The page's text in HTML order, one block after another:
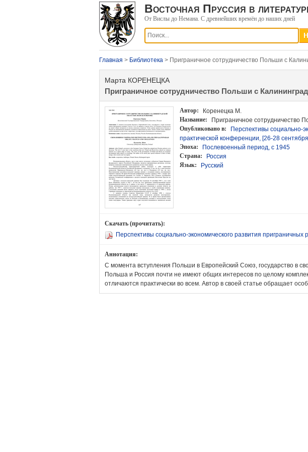
Восточная Пруссия в
От Вислы до Немана. С древнейших времён до наших дней
Главная > Библиотека > Приграничное сотрудничество Польши с
Марта КОРЕНЕЦКА
Приграничное сотрудничество Польши с
Автор:
Коренецка М.
Название:
Приграничное сотрудничество
Опубликовано в:
Перспективы социально-
практической конференции, [26-28
Эпоха:
Послевоенный период, с 1945
Страна:
Россия
Язык:
Русский
Скачать (прочитать):
Перспективы социально-экономического развития приграничных
Аннотация:
С момента вступления Польши в Европейский Союз, государство в
Польша и Россия почти не имеют общих интересов по целому
отличаются практически во всем. Автор в своей статье обращает